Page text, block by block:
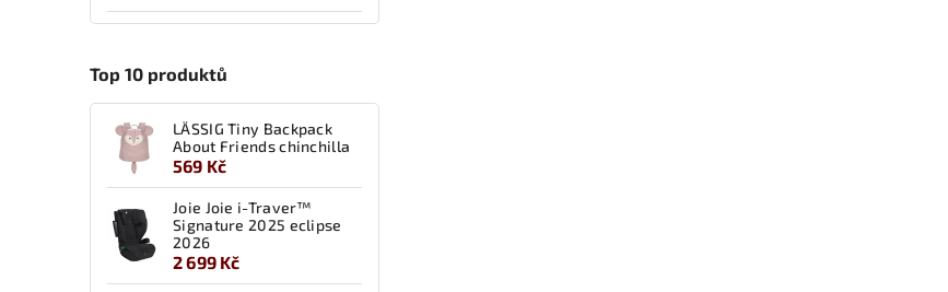
Top 10 produktů
LÄSSIG Tiny Backpack
About Friends chinchilla
569 Kč
Joie Joie i-Traver™
Signature 2025 eclipse
2026
2 699 Kč